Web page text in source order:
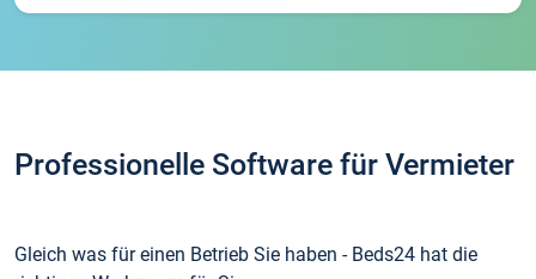
Professionelle Software für Vermieter
Gleich was für einen Betrieb Sie haben - Beds24 hat die